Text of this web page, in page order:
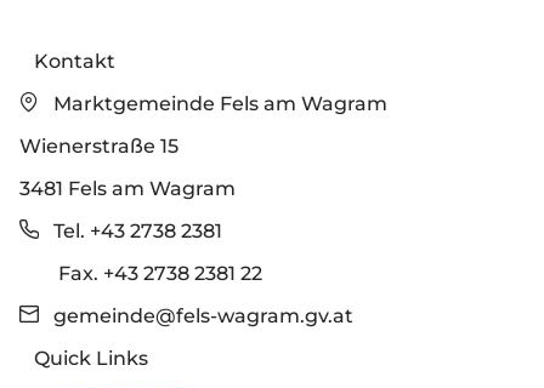
Kontakt
Marktgemeinde Fels am Wagram
Wienerstraße 15
3481 Fels am Wagram
Tel. +43 2738 2381
Fax. +43 2738 2381 22
gemeinde@fels-wagram.gv.at
Quick Links